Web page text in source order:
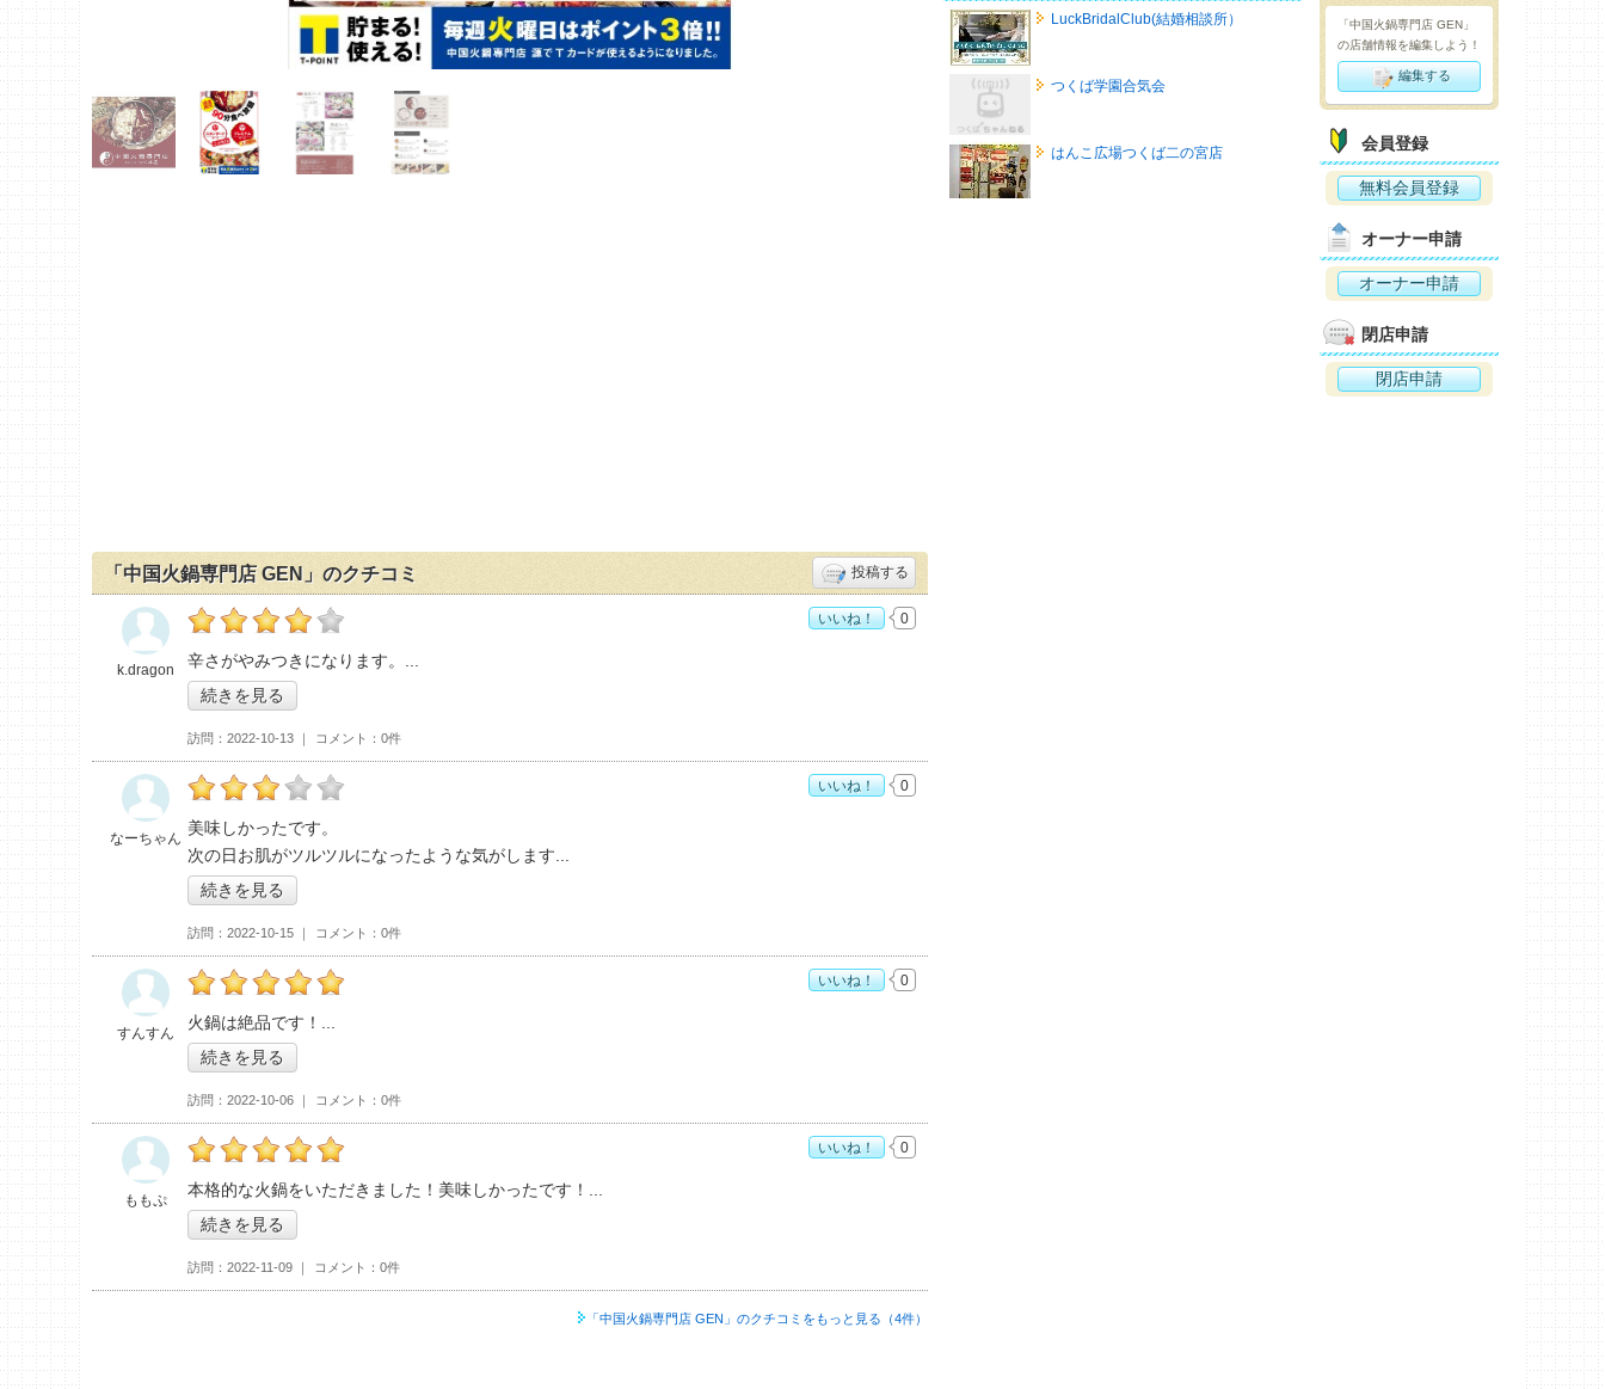
「中国火鍋専門店 GEN」のクチコミ 投稿する
の「中国火鍋専門店 GEN」おすすめ度：
辛さがやみつきになります。
続きを見る
訪問 2022-10-13 コメント 0件
k.dragon
いいね！ 0
の「中国火鍋専門店 GEN」おすすめ度：
美味しかったです。
次の日お肌がツルツルになったような気がします
続きを見る
訪問 2022-10-15 コメント 0件
なーちゃん
いいね！ 0
の「中国火鍋専門店 GEN」おすすめ度：
火鍋は絶品です！
続きを見る
訪問 2022-10-06 コメント 0件
すんすん
いいね！ 0
の「中国火鍋専門店 GEN」おすすめ度：
本格的な火鍋をいただきました！美味しかったです！
続きを見る
訪問 2022-11-09 コメント 0件
ももぷ
いいね！ 0
「中国火鍋専門店 GEN」のクチコミをもっと見る（4件）
LuckBridalClub(結婚相談所）
つくば学園合気会
はんこ広場つくば二の宮店
「中国火鍋専門店 GEN」
の店舗情報を編集しよう！
編集する
会員登録
無料会員登録
オーナー申請
オーナー申請
閉店申請
閉店申請